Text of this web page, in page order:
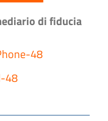
di fiducia